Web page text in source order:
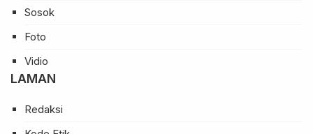
Sosok
Foto
Vidio
LAMAN
Redaksi